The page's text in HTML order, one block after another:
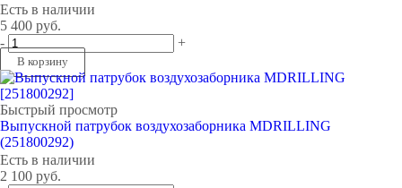
Есть в наличии
5 400 руб.
-
+
В корзину
Быстрый просмотр
Выпускной патрубок воздухозаборника MDRILLING
(251800292)
Есть в наличии
2 100 руб.